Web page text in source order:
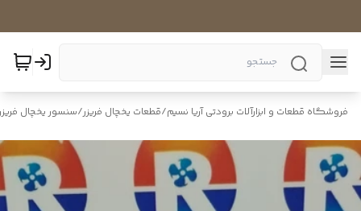
فروشگاه قطعات و ابزارآلات برودتی آریا نسیم/قطعات یخچال فریزر/سنسور یخچال